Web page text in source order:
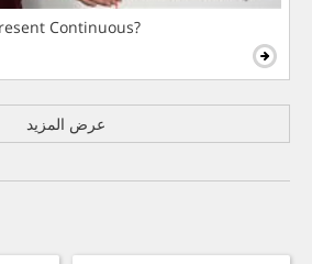
Continuous?
عرض المزيد